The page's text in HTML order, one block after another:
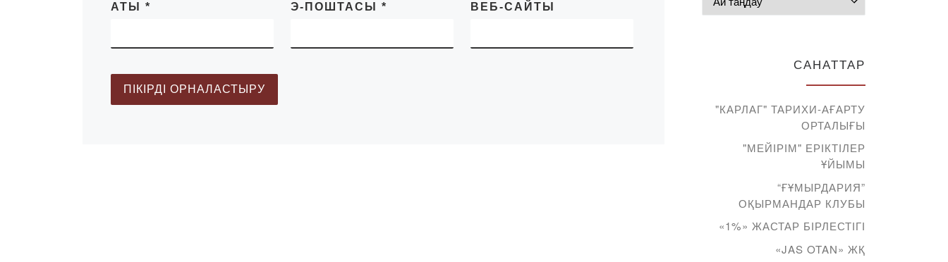
АТЫ * Э-ПОШТАСЫ * ВЕБ-САЙТЫ
САНАТТАР
"КАРЛАГ" ТАРИХИ-АҒАРТУ
ОРТАЛЫҒЫ
"МЕЙІРІМ" ЕРІКТІЛЕР
ҰЙЫМЫ
“ҒҰМЫРДАРИЯ”
ОҚЫРМАНДАР КЛУБЫ
«1%» ЖАСТАР БІРЛЕСТІГІ
«JAS OTAN» ЖҚ